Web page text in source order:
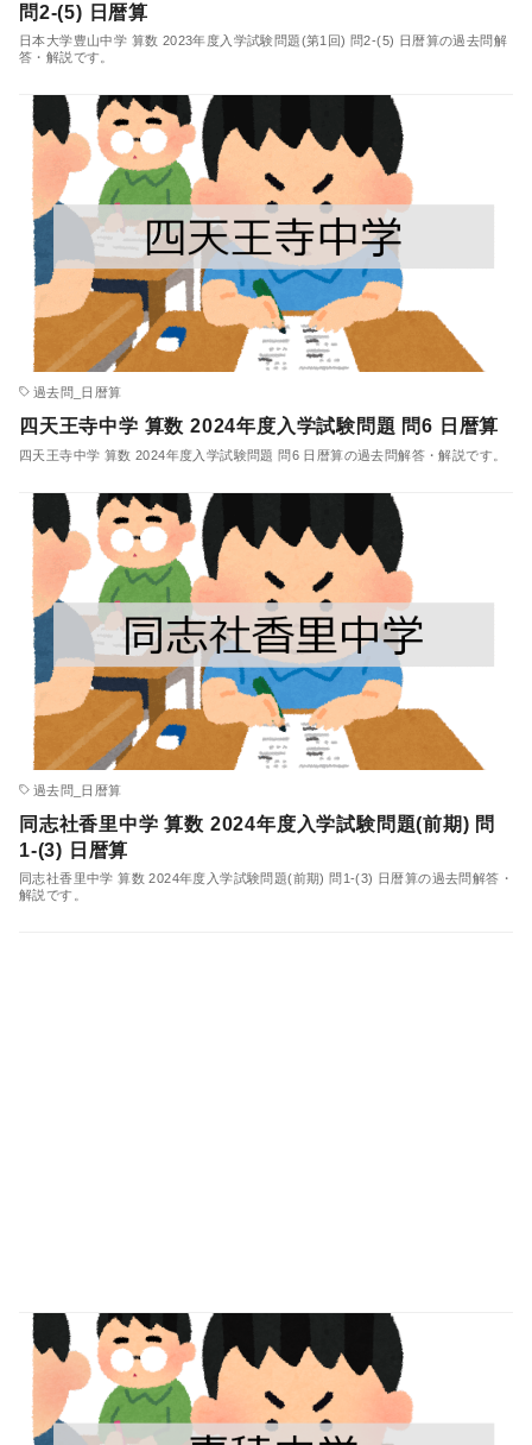
問2-(5) 日暦算
日本大学豊山中学 算数 2023年度入学試験問題(第1回) 問2-(5) 日暦算の過去問解
答・解説です。
過去問_日暦算
四天王寺中学 算数 2024年度入学試験問題 問6 日暦算
四天王寺中学 算数 2024年度入学試験問題 問6 日暦算の過去問解答・解説です。
過去問_日暦算
同志社香里中学 算数 2024年度入学試験問題(前期) 問
1-(3) 日暦算
同志社香里中学 算数 2024年度入学試験問題(前期) 問1-(3) 日暦算の過去問解答・
解説です。